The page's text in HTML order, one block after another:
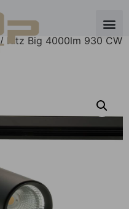
/ Ritz Big 4000lm 930 CW